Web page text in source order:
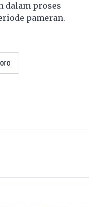
dalam proses
pameran.